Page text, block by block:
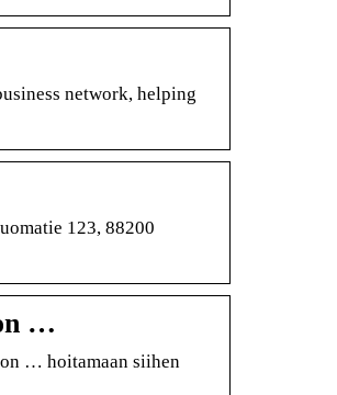
network, helping
123, 88200
…
… hoitamaan siihen